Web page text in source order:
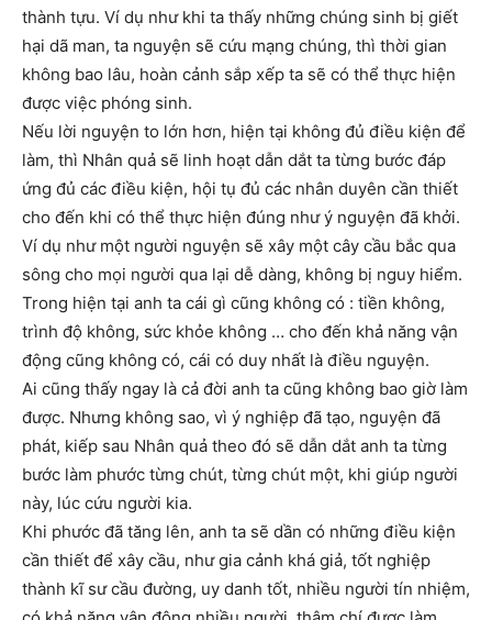
thành tựu. Ví dụ như khi ta thấy những chúng sinh bị giết
hại dã man, ta nguyện sẽ cứu mạng chúng, thì thời gian
không bao lâu, hoàn cảnh sắp xếp ta sẽ có thể thực hiện
được việc phóng sinh.
Nếu lời nguyện to lớn hơn, hiện tại không đủ điều kiện để
làm, thì Nhân quả sẽ linh hoạt dẫn dắt ta từng bước đáp
ứng đủ các điều kiện, hội tụ đủ các nhân duyên cần thiết
cho đến khi có thể thực hiện đúng như ý nguyện đã khởi.
Ví dụ như một người nguyện sẽ xây một cây cầu bắc qua
sông cho mọi người qua lại dễ dàng, không bị nguy hiểm.
Trong hiện tại anh ta cái gì cũng không có : tiền không,
trình độ không, sức khỏe không … cho đến khả năng vận
động cũng không có, cái có duy nhất là điều nguyện.
Ai cũng thấy ngay là cả đời anh ta cũng không bao giờ làm
được. Nhưng không sao, vì ý nghiệp đã tạo, nguyện đã
phát, kiếp sau Nhân quả theo đó sẽ dẫn dắt anh ta từng
bước làm phước từng chút, từng chút một, khi giúp người
này, lúc cứu người kia.
Khi phước đã tăng lên, anh ta sẽ dần có những điều kiện
cần thiết để xây cầu, như gia cảnh khá giả, tốt nghiệp
thành kĩ sư cầu đường, uy danh tốt, nhiều người tín nhiệm,